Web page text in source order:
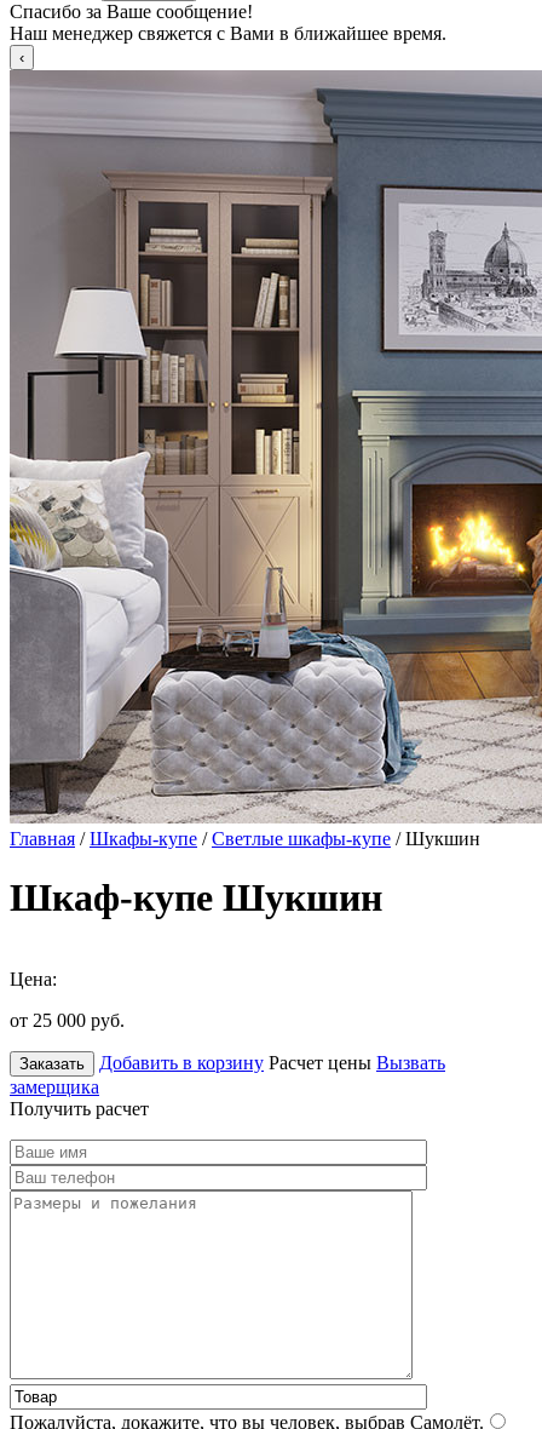
Спасибо за Ваше сообщение!
Наш менеджер свяжется с Вами в ближайшее время.
Главная /Шкафы-купе /Светлые шкафы-купе / Шукшин
Шкаф-купе Шукшин
Цена:
от 25 000 руб.
Заказать Добавить в корзину Расчет цены Вызвать
замерщика
Получить расчет
Пожалуйста, докажите, что вы человек, выбрав Самолёт.